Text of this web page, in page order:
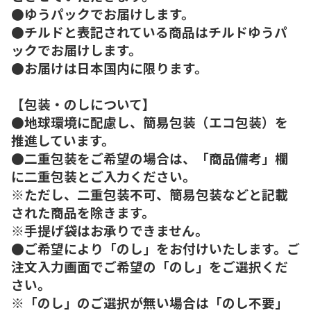
●ゆうパックでお届けします。
●チルドと表記されている商品はチルドゆうパ
ックでお届けします。
●お届けは日本国内に限ります。
【包装・のしについて】
●地球環境に配慮し、簡易包装（エコ包装）を
推進しています。
●二重包装をご希望の場合は、「商品備考」欄
に二重包装とご入力ください。
※ただし、二重包装不可、簡易包装などと記載
された商品を除きます。
※手提げ袋はお承りできません。
●ご希望により「のし」をお付けいたします。ご
注文入力画面でご希望の「のし」をご選択くだ
さい。
※「のし」のご選択が無い場合は「のし不要」